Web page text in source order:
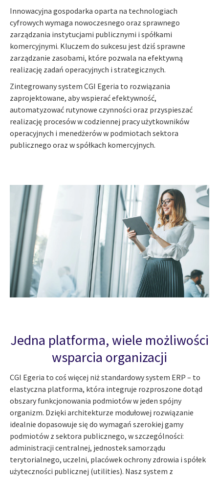
Innowacyjna gospodarka oparta na technologiach
cyfrowych wymaga nowoczesnego oraz sprawnego
zarządzania instytucjami publicznymi i spółkami
komercyjnymi. Kluczem do sukcesu jest dziś sprawne
zarządzanie zasobami, które pozwala na efektywną
realizację zadań operacyjnych i strategicznych.
Zintegrowany system CGI Egeria to rozwiązania
zaprojektowane, aby wspierać efektywność,
automatyzować rutynowe czynności oraz przyspieszać
realizację procesów w codziennej pracy użytkowników
operacyjnych i menedżerów w podmiotach sektora
publicznego oraz w spółkach komercyjnych.
Jedna platforma, wiele możliwości
wsparcia organizacji
CGI Egeria to coś więcej niż standardowy system ERP – to
elastyczna platforma, która integruje rozproszone dotąd
obszary funkcjonowania podmiotów w jeden spójny
organizm. Dzięki architekturze modułowej rozwiązanie
idealnie dopasowuje się do wymagań szerokiej gamy
podmiotów z sektora publicznego, w szczególności:
administracji centralnej, jednostek samorządu
terytorialnego, uczelni, placówek ochrony zdrowia i spółek
użyteczności publicznej (utilities). Nasz system z